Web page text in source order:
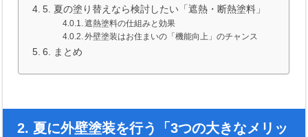
5. 夏の塗り替えなら検討したい「遮熱・断熱塗料」
遮熱塗料の仕組みと効果
外壁塗装はお住まいの「機能向上」のチャンス
6. まとめ
2. 夏に外壁塗装を行う「3つの大きなメリッ